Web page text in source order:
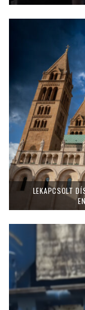
LEKAPCSOLT